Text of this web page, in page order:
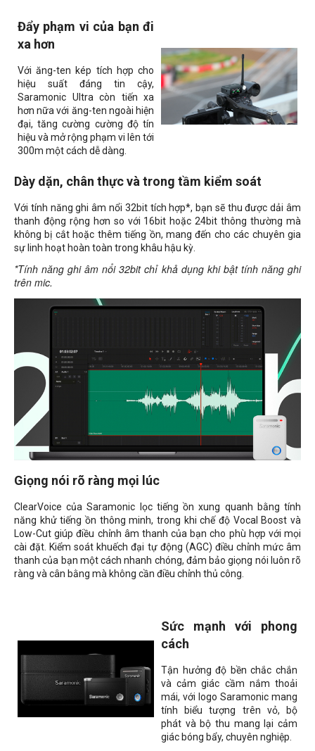
Đẩy phạm vi của bạn đi
xa hơn
Với ăng-ten kép tích hợp cho
hiệu suất đáng tin cậy,
Saramonic Ultra còn tiến xa
hơn nữa với ăng-ten ngoài hiện
đại, tăng cường cường độ tín
hiệu và mở rộng phạm vi lên tới
300m một cách dễ dàng.
Dày dặn, chân thực và trong tầm kiểm soát
Với tính năng ghi âm nổi 32bit tích hợp*, bạn sẽ thu được dải âm
thanh động rộng hơn so với 16bit hoặc 24bit thông thường mà
không bị cắt hoặc thêm tiếng ồn, mang đến cho các chuyên gia
sự linh hoạt hoàn toàn trong khâu hậu kỳ.
*Tính năng ghi âm nổi 32bit chỉ khả dụng khi bật tính năng ghi
trên mic.
Giọng nói rõ ràng mọi lúc
ClearVoice của Saramonic lọc tiếng ồn xung quanh bằng tính
năng khử tiếng ồn thông minh, trong khi chế độ Vocal Boost và
Low-Cut giúp điều chỉnh âm thanh của bạn cho phù hợp với mọi
cài đặt. Kiểm soát khuếch đại tự động (AGC) điều chỉnh mức âm
thanh của bạn một cách nhanh chóng, đảm bảo giọng nói luôn rõ
ràng và cân bằng mà không cần điều chỉnh thủ công.
Sức mạnh với phong
cách
Tận hưởng độ bền chắc chắn
và cảm giác cầm nắm thoải
mái, với logo Saramonic mang
tính biểu tượng trên vỏ, bộ
phát và bộ thu mang lại cảm
giác bóng bẩy, chuyên nghiệp.